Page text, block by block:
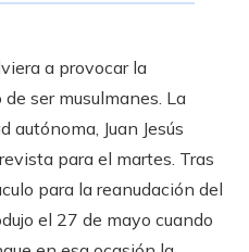
a provocar la
ser musulmanes. La
Juan Jesús
para el martes. Tras
para la reanudación del
el 27 de mayo cuando